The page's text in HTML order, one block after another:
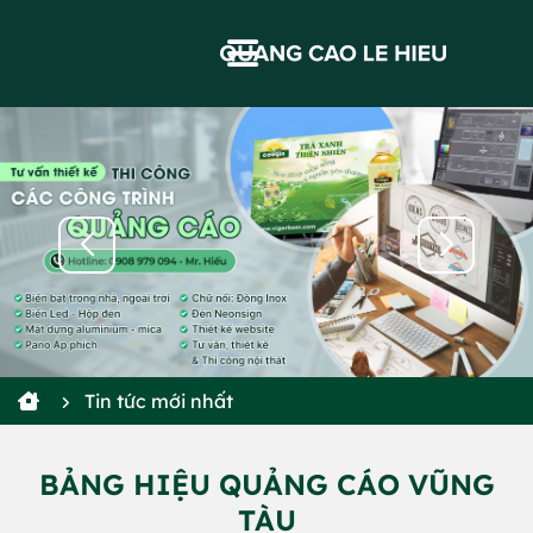
Tin tức mới nhất
BẢNG HIỆU QUẢNG CÁO VŨNG
TÀU